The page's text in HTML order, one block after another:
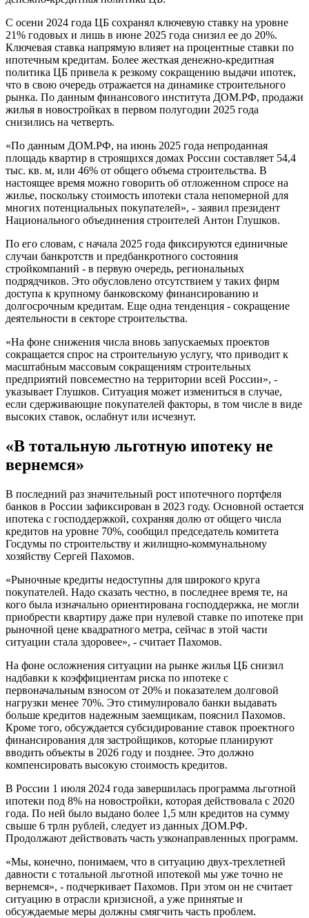
С осени 2024 года ЦБ сохранял ключевую ставку на уровне
21% годовых и лишь в июне 2025 года снизил ее до 20%.
Ключевая ставка напрямую влияет на процентные ставки по
ипотечным кредитам. Более жесткая денежно-кредитная
политика ЦБ привела к резкому сокращению выдачи ипотек,
что в свою очередь отражается на динамике строительного
рынка. По данным финансового института ДОМ.РФ, продажи
жилья в новостройках в первом полугодии 2025 года
снизились на четверть.
«По данным ДОМ.РФ, на июнь 2025 года непроданная
площадь квартир в строящихся домах России составляет 54,4
тыс. кв. м, или 46% от общего объема строительства. В
настоящее время можно говорить об отложенном спросе на
жилье, поскольку стоимость ипотеки стала непомерной для
многих потенциальных покупателей», - заявил президент
Национального объединения строителей Антон Глушков.
По его словам, с начала 2025 года фиксируются единичные
случаи банкротств и предбанкротного состояния
стройкомпаний - в первую очередь, региональных
подрядчиков. Это обусловлено отсутствием у таких фирм
доступа к крупному банковскому финансированию и
долгосрочным кредитам. Еще одна тенденция - сокращение
деятельности в секторе строительства.
«На фоне снижения числа вновь запускаемых проектов
сокращается спрос на строительную услугу, что приводит к
масштабным массовым сокращениям строительных
предприятий повсеместно на территории всей России», -
указывает Глушков. Ситуация может измениться в случае,
если сдерживающие покупателей факторы, в том числе в виде
высоких ставок, ослабнут или исчезнут.
«В тотальную льготную ипотеку не
вернемся»
В последний раз значительный рост ипотечного портфеля
банков в России зафиксирован в 2023 году. Основной остается
ипотека с господдержкой, сохраняя долю от общего числа
кредитов на уровне 70%, сообщил председатель комитета
Госдумы по строительству и жилищно-коммунальному
хозяйству Сергей Пахомов.
«Рыночные кредиты недоступны для широкого круга
покупателей. Надо сказать честно, в последнее время те, на
кого была изначально ориентирована господдержка, не могли
приобрести квартиру даже при нулевой ставке по ипотеке при
рыночной цене квадратного метра, сейчас в этой части
ситуации стала здоровее», - считает Пахомов.
На фоне осложнения ситуации на рынке жилья ЦБ снизил
надбавки к коэффициентам риска по ипотеке с
первоначальным взносом от 20% и показателем долговой
нагрузки менее 70%. Это стимулировало банки выдавать
больше кредитов надежным заемщикам, пояснил Пахомов.
Кроме того, обсуждается субсидирование ставок проектного
финансирования для застройщиков, которые планируют
вводить объекты в 2026 году и позднее. Это должно
компенсировать высокую стоимость кредитов.
В России 1 июля 2024 года завершилась программа льготной
ипотеки под 8% на новостройки, которая действовала с 2020
года. По ней было выдано более 1,5 млн кредитов на сумму
свыше 6 трлн рублей, следует из данных ДОМ.РФ.
Продолжают действовать часть узконаправленных программ.
«Мы, конечно, понимаем, что в ситуацию двух-трехлетней
давности с тотальной льготной ипотекой мы уже точно не
вернемся», - подчеркивает Пахомов. При этом он не считает
ситуацию в отрасли кризисной, а уже принятые и
обсуждаемые меры должны смягчить часть проблем.